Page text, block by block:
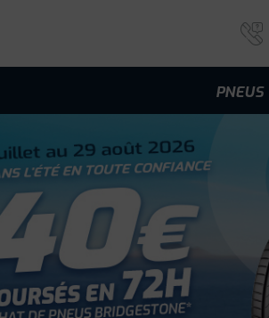
PNEUS